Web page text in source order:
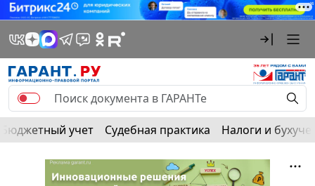
Бюджетный учет Судебная практика Налоги и